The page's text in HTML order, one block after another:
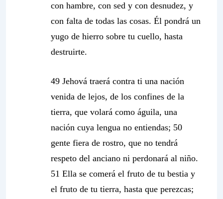
con hambre, con sed y con desnudez, y
con falta de todas las cosas. Él pondrá un
yugo de hierro sobre tu cuello, hasta
destruirte.
49 Jehová traerá contra ti una nación
venida de lejos, de los confines de la
tierra, que volará como águila, una
nación cuya lengua no entiendas; 50
gente fiera de rostro, que no tendrá
respeto del anciano ni perdonará al niño.
51 Ella se comerá el fruto de tu bestia y
el fruto de tu tierra, hasta que perezcas;